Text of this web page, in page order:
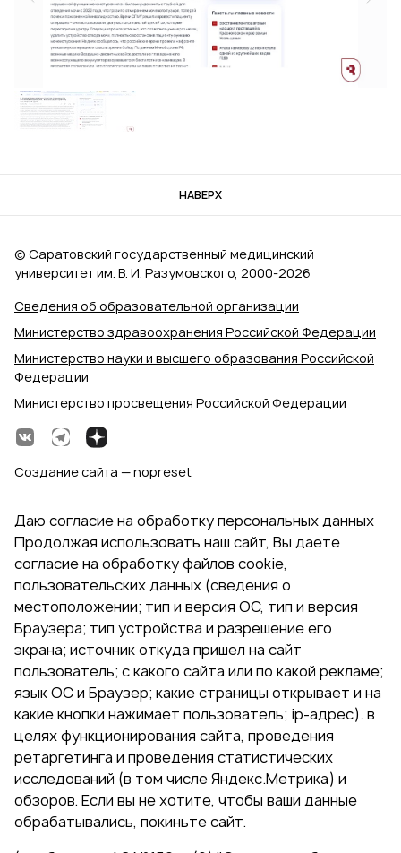
НАВЕРХ
Сведения об образовательной организации
Министерство здравоохранения Российской Федерации
Министерство науки и высшего образования Российской
Федерации
Министерство просвещения Российской Федерации
© Саратовский государственный медицинский
университет им. В. И. Разумовского, 2000‑2026
Создание сайта — nopreset
Даю согласие на обработку персональных данных
Продолжая использовать наш сайт, Вы даете
согласие на обработку файлов cookie,
пользовательских данных (сведения о
местоположении; тип и версия ОС, тип и версия
Браузера; тип устройства и разрешение его
экрана; источник откуда пришел на сайт
пользователь; с какого сайта или по какой рекламе;
язык ОС и Браузер; какие страницы открывает и на
какие кнопки нажимает пользователь; ip-адрес). в
целях функционирования сайта, проведения
ретаргетинга и проведения статистических
исследований (в том числе Яндекс.Метрика) и
обзоров. Если вы не хотите, чтобы ваши данные
обрабатывались, покиньте сайт.